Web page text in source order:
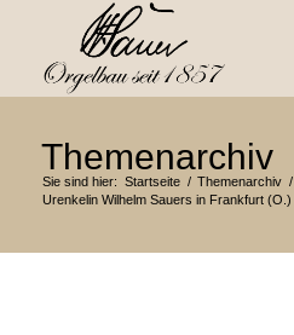
Themenarchiv
Sie sind hier: Startseite / Themenarchiv /
Urenkelin Wilhelm Sauers in Frankfurt (O.)